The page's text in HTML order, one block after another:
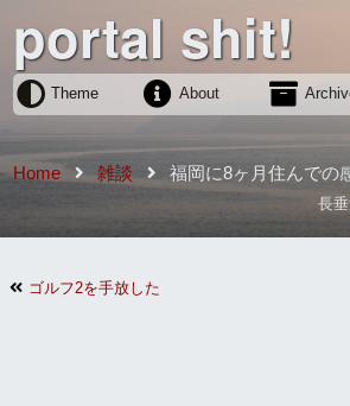
portal shit!
Theme About
Home 雑談 福岡に8ヶ月住んでの
長
ゴルフ2を手放した